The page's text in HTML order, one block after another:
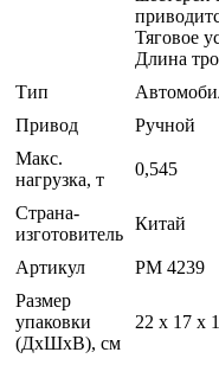
Тяговое
Длина
Тип
Привод
Ручной
Макс.
нагрузка, т
0,545
Страна-
изготовитель
Китай
Артикул
PM 4239
Размер
упаковки
(ДхШхВ), см
22 x 17 x